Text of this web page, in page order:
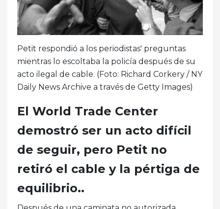
Petit respondió a los periodistas' preguntas
mientras lo escoltaba la policía después de su
acto ilegal de cable. (Foto: Richard Corkery / NY
Daily News Archive a través de Getty Images)
El World Trade Center
demostró ser un acto difícil
de seguir, pero Petit no
retiró el cable y la pértiga de
equilibrio..